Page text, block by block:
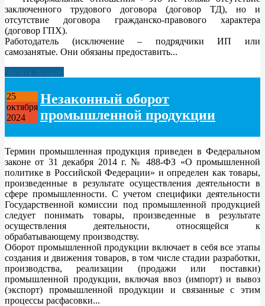
заключенного трудового договора (договор ТД), но и
отсутствие договора гражданско-правового характера
(договор ГПХ).
Работодатель (исключение – подрядчики ИП или
самозанятые. Они обязаны предоставить...
Читать дальше
25
октября
2024
Незаконный оборот
промышленной продукции
Термин промышленная продукция приведен в Федеральном
законе от 31 декабря 2014 г. № 488-ФЗ «О промышленной
политике в Российской Федерации» и определен как товары,
произведенные в результате осуществления деятельности в
сфере промышленности. С учетом специфики деятельности
Государственной комиссии под промышленной продукцией
следует понимать товары, произведенные в результате
осуществления деятельности, относящейся к
обрабатывающему производству.
Оборот промышленной продукции включает в себя все этапы
создания и движения товаров, в том числе стадии разработки,
производства, реализации (продажи или поставки)
промышленной продукции, включая ввоз (импорт) и вывоз
(экспорт) промышленной продукции и связанные с этим
процессы расфасовки...